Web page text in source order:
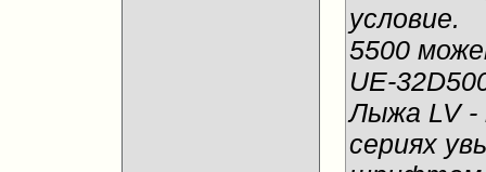
условие.
5500
UE-
Лыжа LV -
сериях